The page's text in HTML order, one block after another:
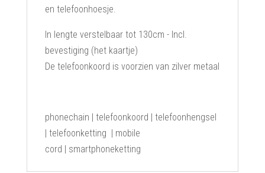
en telefoonhoesje.
In lengte verstelbaar tot 130cm - Incl.
bevestiging (het kaartje)
De telefoonkoord is voorzien van zilver metaal
phonechain | telefoonkoord | telefoonhengsel
| telefoonketting | mobile
cord | smartphoneketting